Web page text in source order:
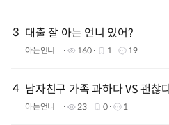
3 대출 잘 아는 언니 있어?
아는언니 160 1 19
4 남자친구 가족 과하다 VS 괜찮
아는언니 23 0 1